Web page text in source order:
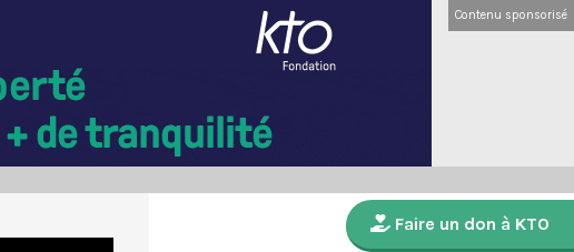
Contenu sponsorisé
Faire un don à KTO